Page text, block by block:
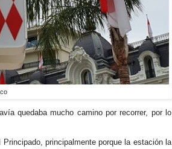
quedaba mucho camino por recorrer, por lo
principalmente porque la estación la